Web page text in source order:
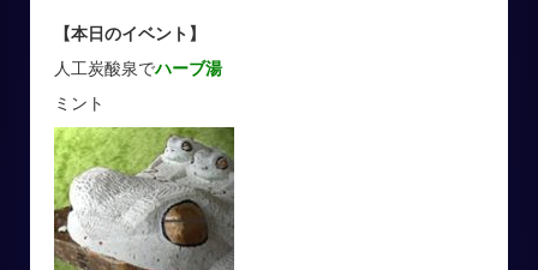
【本日のイベント】
人工炭酸泉でハーブ湯
ミント